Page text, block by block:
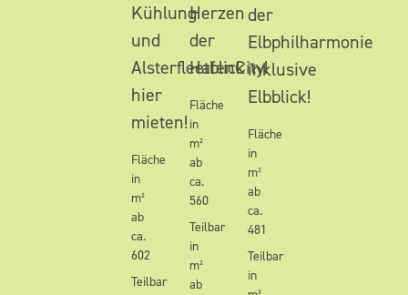
Kühlung
und
Alsterfleetblick
hier
mieten!
Fläche
in
m²
ab
ca.
602
Teilbar
Herzen
der
HafenCity!
Fläche
in
m²
ab
ca.
560
Teilbar
in
m²
ab
der
Elbphilharmonie
inklusive
Elbblick!
Fläche
in
m²
ab
ca.
481
Teilbar
in